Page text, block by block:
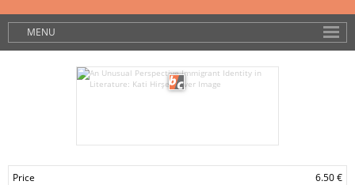
MENU
Price 6.50 €